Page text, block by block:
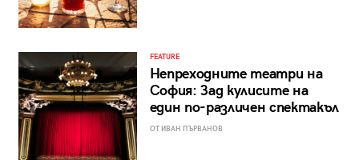
FEATURE
Непреходните театри на
София: Зад кулисите на
един по-различен спектакъл
ОТ ИВАН ПЪРВАНОВ